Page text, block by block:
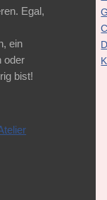
Egal,
ein
oder
bist!